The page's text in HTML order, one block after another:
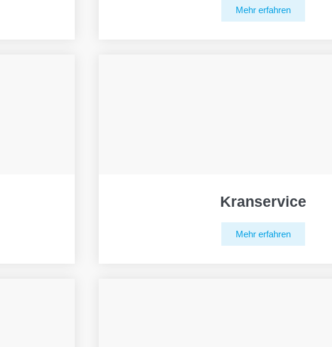
Mehr erfahren
Kranservice
Mehr erfahren